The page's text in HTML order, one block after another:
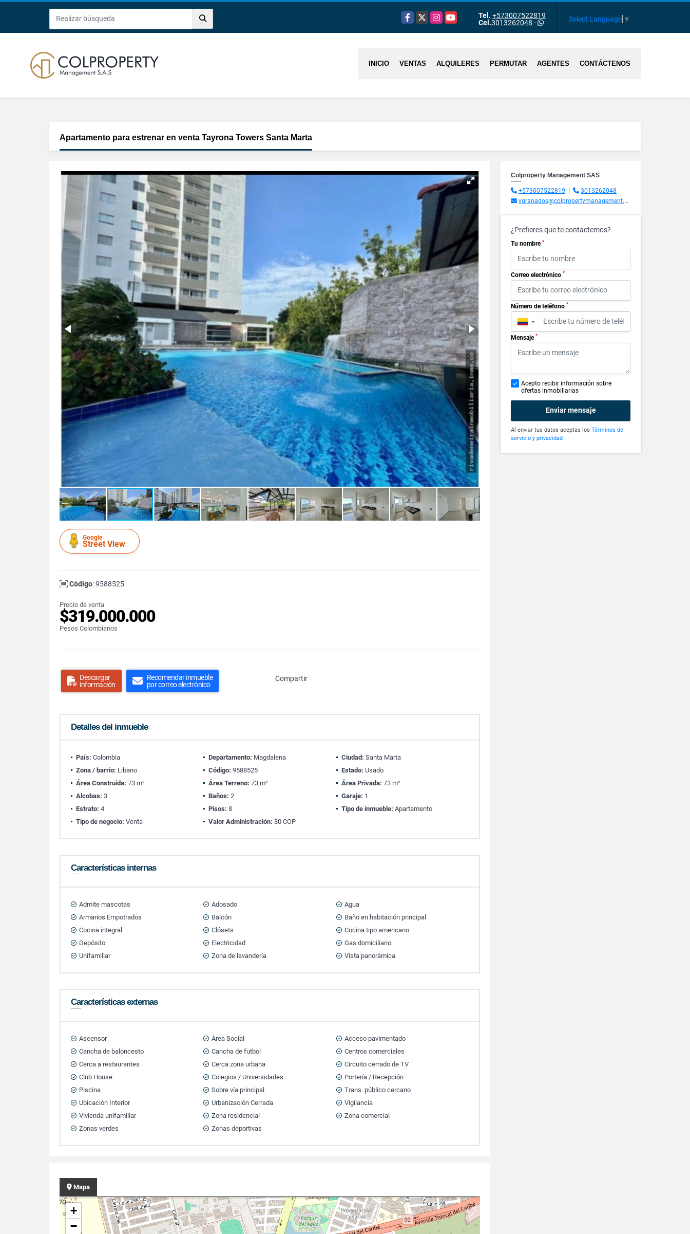
Facebook
X Instagram
YouTube Tel. +573007522819
Cel.3013262048 - Select Language ▼
INICIO VENTAS ALQUILERES PERMUTAR AGENTES CONTÁCTENOS
Apartamento para estrenar en venta Tayrona Towers Santa Marta
Google
Street View
Código: 9588525
Precio de venta
$319.000.000
Pesos Colombianos
Descargar
información
Recomendar inmueble
por correo electrónico
Compartir
Detalles del inmueble
País: Colombia Departamento: Magdalena Ciudad: Santa Marta
Zona / barrio: Libano Código: 9588525 Estado: Usado
Área Construida: 73 m² Área Terreno: 73 m² Área Privada: 73 m²
Alcobas: 3 Baños: 2 Garaje: 1
Estrato: 4 Pisos: 8 Tipo de inmueble: Apartamento
Tipo de negocio: Venta Valor Administración: $0 COP
Características internas
Admite mascotas Adosado
Agua
Armarios Empotrados
Balcón
Baño en habitación principal
Cocina integral
Clósets
Cocina tipo americano
Depósito
Electricidad
Gas domiciliario
Unifamiliar
Zona de lavandería Vista panorámica
Características externas
Ascensor Área Social
Acceso pavimentado
Cancha de baloncesto
Cancha de futbol
Centros comerciales
Cerca a restaurantes
Cerca zona urbana
Circuito cerrado de TV
Club House
Colegios / Universidades
Portería / Recepción
Piscina
Sobre vía principal
Trans. público cercano
Ubicación Interior
Urbanización Cerrada
Vigilancia
Vivienda unifamiliar
Zona residencial
Zona comercial
Zonas verdes
Zonas deportivas
Mapa
+
−
Colproperty Management SAS
+573007522819
3013262048
vgranados@colpropertymanagement.com.co
¿Prefieres que te contactemos?
Tu nombre *
Correo electrónico *
Número de teléfono *
▼
Mensaje *
Acepto recibir información sobre
ofertas inmobiliarias
Enviar mensaje
Al enviar tus datos aceptas los Términos de
servicio y privacidad